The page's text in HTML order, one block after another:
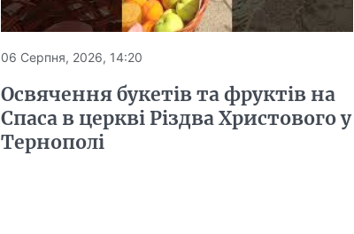
06 Серпня, 2026, 14:20
Освячення букетів та фруктів на
Спаса в церкві Різдва Христового у
Тернополі